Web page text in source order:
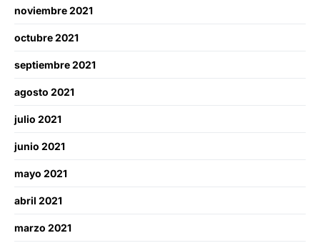
noviembre 2021
octubre 2021
septiembre 2021
agosto 2021
julio 2021
junio 2021
mayo 2021
abril 2021
marzo 2021